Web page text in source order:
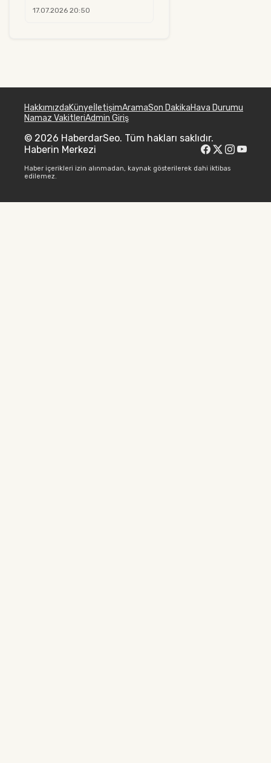
17.07.2026 20:50
HakkımızdaKünyeİletişimAramaSon DakikaHava Durumu
Namaz VakitleriAdmin Giriş
© 2026 HaberdarSeo. Tüm hakları saklıdır.
Haberin Merkezi
Haber içerikleri izin alınmadan, kaynak gösterilerek dahi iktibas
edilemez.